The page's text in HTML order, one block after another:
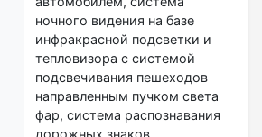
ночного видения на базе
инфракрасной подсветки и
тепловизора с системой
подсвечивания пешеходов
направленным пучком света
фар, система распознавания
дорожных знаков